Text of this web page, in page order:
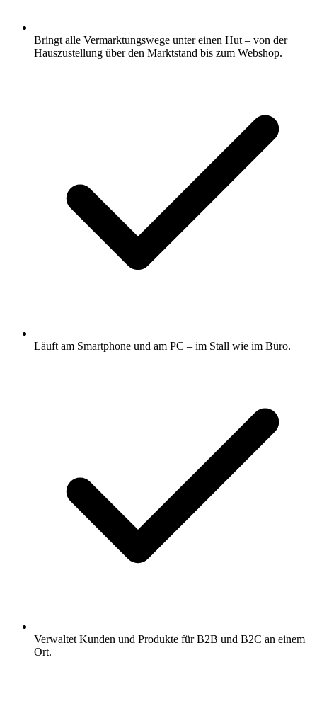
Bringt alle Vermarktungswege unter einen Hut – von der
Hauszustellung über den Marktstand bis zum Webshop.
Läuft am Smartphone und am PC – im Stall wie im Büro.
Verwaltet Kunden und Produkte für B2B und B2C an einem
Ort.